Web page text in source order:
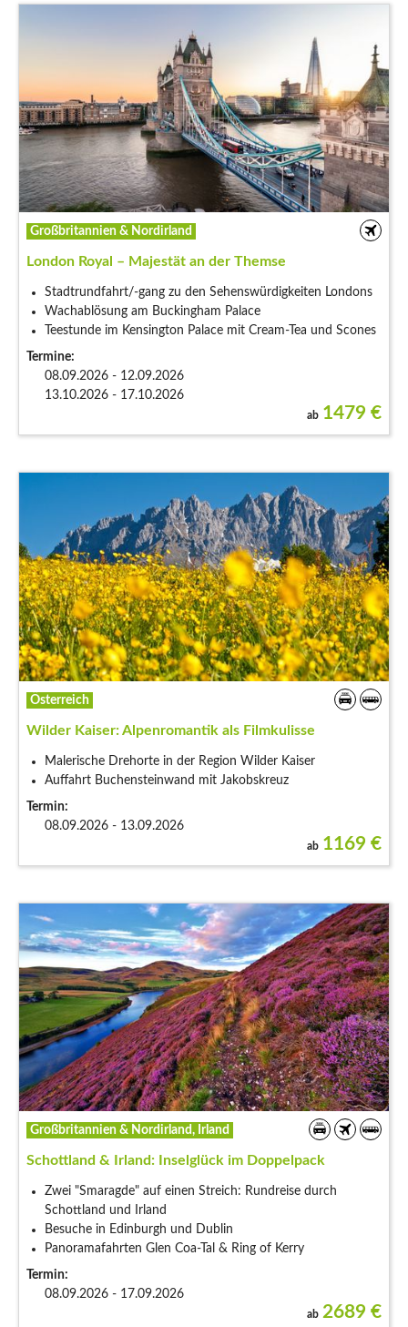
Großbritannien & Nordirland
London Royal – Majestät an der Themse
Stadtrundfahrt/-gang zu den Sehenswürdigkeiten Londons
Wachablösung am Buckingham Palace
Teestunde im Kensington Palace mit Cream-Tea und Scones
Termine:
08.09.2026 - 12.09.2026
13.10.2026 - 17.10.2026
ab 1479 €
Österreich
Wilder Kaiser: Alpenromantik als Filmkulisse
Malerische Drehorte in der Region Wilder Kaiser
Auffahrt Buchensteinwand mit Jakobskreuz
Termin:
08.09.2026 - 13.09.2026
ab 1169 €
Großbritannien & Nordirland, Irland
Schottland & Irland: Inselglück im Doppelpack
Zwei "Smaragde" auf einen Streich: Rundreise durch
Schottland und Irland
Besuche in Edinburgh und Dublin
Panoramafahrten Glen Coa-Tal & Ring of Kerry
Termin:
08.09.2026 - 17.09.2026
ab 2689 €